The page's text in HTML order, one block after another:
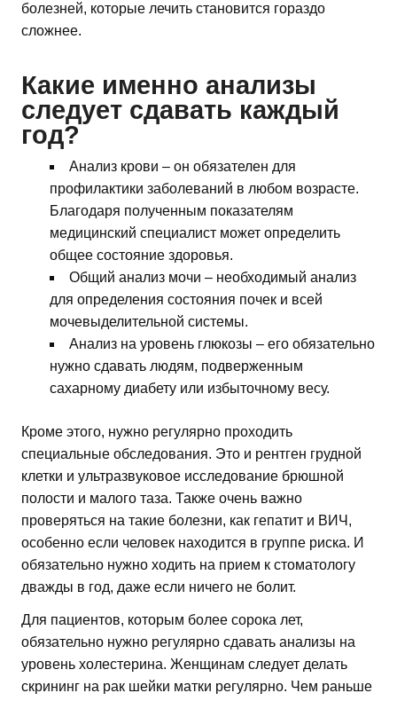
болезней, которые лечить становится гораздо
сложнее.
Какие именно анализы
следует сдавать каждый
год?
Анализ крови – он обязателен для
профилактики заболеваний в любом возрасте.
Благодаря полученным показателям
медицинский специалист может определить
общее состояние здоровья.
Общий анализ мочи – необходимый анализ
для определения состояния почек и всей
мочевыделительной системы.
Анализ на уровень глюкозы – его обязательно
нужно сдавать людям, подверженным
сахарному диабету или избыточному весу.
Кроме этого, нужно регулярно проходить
специальные обследования. Это и рентген грудной
клетки и ультразвуковое исследование брюшной
полости и малого таза. Также очень важно
проверяться на такие болезни, как гепатит и ВИЧ,
особенно если человек находится в группе риска. И
обязательно нужно ходить на прием к стоматологу
дважды в год, даже если ничего не болит.
Для пациентов, которым более сорока лет,
обязательно нужно регулярно сдавать анализы на
уровень холестерина. Женщинам следует делать
скрининг на рак шейки матки регулярно. Чем раньше